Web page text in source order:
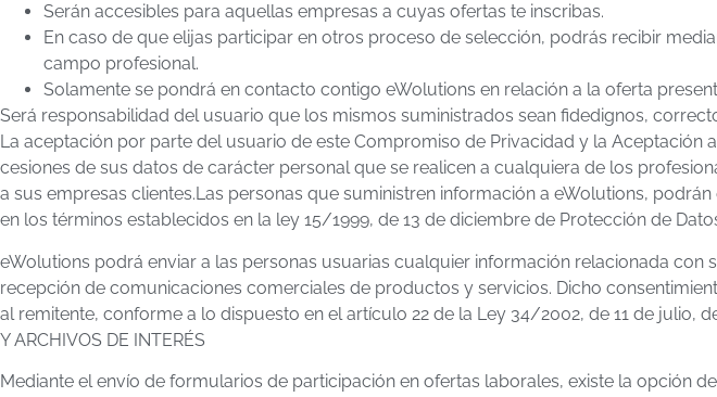
Serán accesibles para aquellas empresas a cuyas ofertas te inscribas.
En caso de que elijas participar en otros proceso de selección, podrás recibir
campo profesional.
Solamente se pondrá en contacto contigo eWolutions en relación a la oferta
Será responsabilidad del usuario que los mismos suministrados sean fidedignos,
La aceptación por parte del usuario de este Compromiso de Privacidad y la
cesiones de sus datos de carácter personal que se realicen a cualquiera de los
a sus empresas clientes.Las personas que suministren información a eWolutions,
en los términos establecidos en la ley 15/1999, de 13 de diciembre de Protección de
eWolutions podrá enviar a las personas usuarias cualquier información relacionada
recepción de comunicaciones comerciales de productos y servicios. Dicho
al remitente, conforme a lo dispuesto en el artículo 22 de la Ley 34/2002, de 11 de julio,
Y ARCHIVOS DE INTERÉS
Mediante el envío de formularios de participación en ofertas laborales, existe la opción